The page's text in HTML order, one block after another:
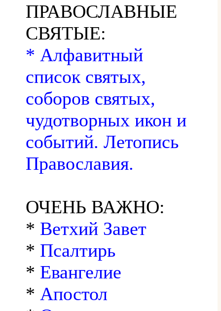
ПРАВОСЛАВНЫЕ
СВЯТЫЕ:
* Алфавитный
список святых,
соборов святых,
чудотворных икон и
событий. Летопись
Православия.
ОЧЕНЬ ВАЖНО:
* Ветхий Завет
* Псалтирь
* Евангелие
* Апостол